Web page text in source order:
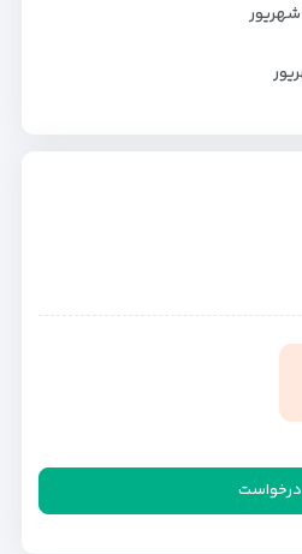
درخواست